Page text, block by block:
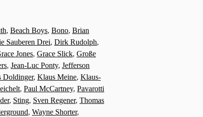
, Beach Boys, Bono, Brian
Sauberen Drei, Dirk Rudolph,
Jones, Grace Slick, Große
, Jean-Luc Ponty, Jefferson
Doldinger, Klaus Meine, Klaus-
, Paul McCartney, Pavarotti
, Sting, Sven Regener, Thomas
, Wayne Shorter,